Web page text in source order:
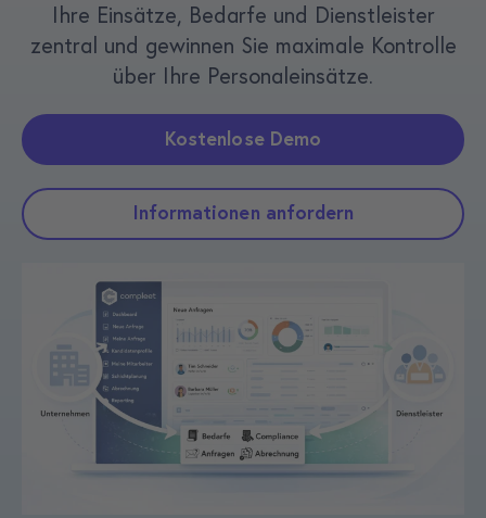
Ihre Einsätze, Bedarfe und Dienstleister
zentral und gewinnen Sie maximale Kontrolle
über Ihre Personaleinsätze.
Kostenlose Demo
Informationen anfordern